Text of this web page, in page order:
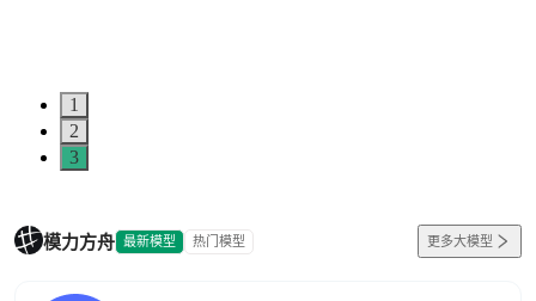
1
2
3
模力方舟 最新模型 热门模型 更多大模型